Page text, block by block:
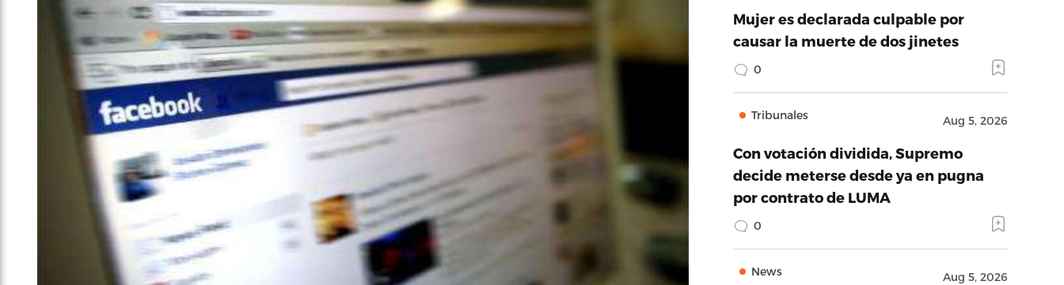
Mujer es declarada culpable por
causar la muerte de dos jinetes
0
Tribunales Aug 5, 2026
Con votación dividida, Supremo
decide meterse desde ya en pugna
por contrato de LUMA
0
News Aug 5, 2026